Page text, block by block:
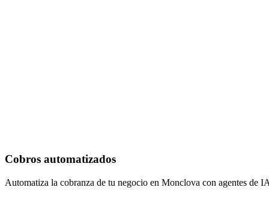
Cobros automatizados
Automatiza la cobranza de tu negocio en Monclova con agentes de